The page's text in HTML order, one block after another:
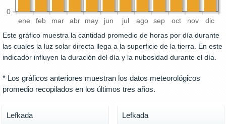
ene feb mar abr may jun jul ago sep oct nov dic
0
Este gráfico muestra la cantidad promedio de horas por día durante
las cuales la luz solar directa llega a la superficie de la tierra. En este
indicador influyen la duración del día y la nubosidad durante el día.
* Los gráficos anteriores muestran los datos meteorológicos
promedio recopilados en los últimos tres años.
Lefkada Lefkada